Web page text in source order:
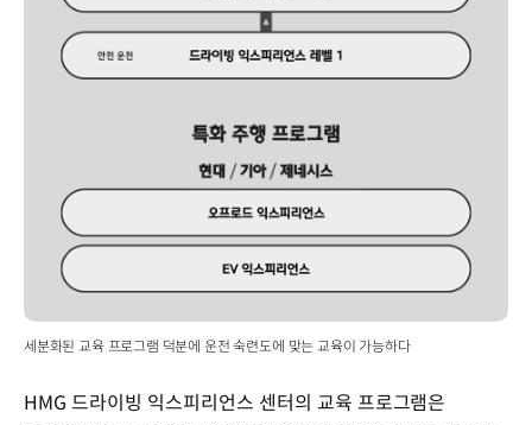
세분화된 교육 프로그램 덕분에 운전 숙련도에 맞는 교육이 가능하다
HMG 드라이빙 익스피리언스 센터의 교육 프로그램은